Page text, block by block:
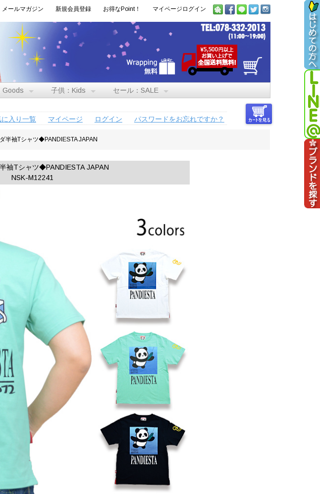
メールマガジン 新規会員登録 お得なPoint！ マイページログイン
Goods 子供：Kids セール：SALE
に入り一覧
マイページ ログイン パスワードをお忘れですか？
半袖Tシャツ◆PANDIESTA JAPAN
袖Tシャツ◆PANDIESTA JAPAN
NSK-M12241